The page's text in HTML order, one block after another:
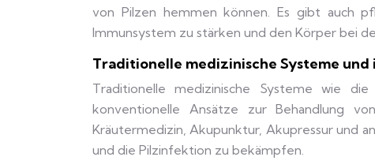
von Pilzen hemmen können. Es gibt auch
Immunsystem zu stärken und den Körper bei
Traditionelle medizinische Systeme
Traditionelle medizinische Systeme wie
konventionelle Ansätze zur Behandlung
Kräutermedizin, Akupunktur, Akupressur und
und die Pilzinfektion zu bekämpfen.